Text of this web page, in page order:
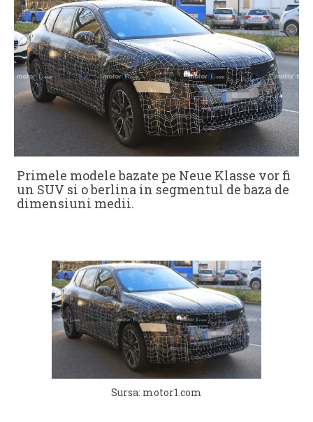
Primele modele bazate pe Neue Klasse vor fi
un SUV si o berlina in segmentul de baza de
dimensiuni medii.
Sursa: motor1.com